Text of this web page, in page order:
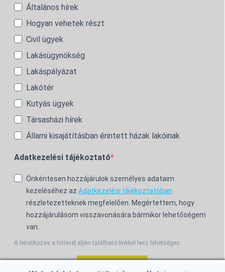
Általános hírek
Hogyan vehetek részt
Civil ügyek
Lakásügynökség
Lakáspályázat
Lakótér
Kutyás ügyek
Társasházi hírek
Állami kisajátításban érintett házak lakóinak
Adatkezelési tájékoztató
Önkéntesen hozzájárulok személyes adataim
kezeléséhez az Adatkezelési tájékoztatóban
részletezetteknek megfelelően. Megértettem, hogy
hozzájárulásom visszavonására bármikor lehetőségem
van.
A leiratkozás a hírlevél alján található linkkel lesz lehetséges.